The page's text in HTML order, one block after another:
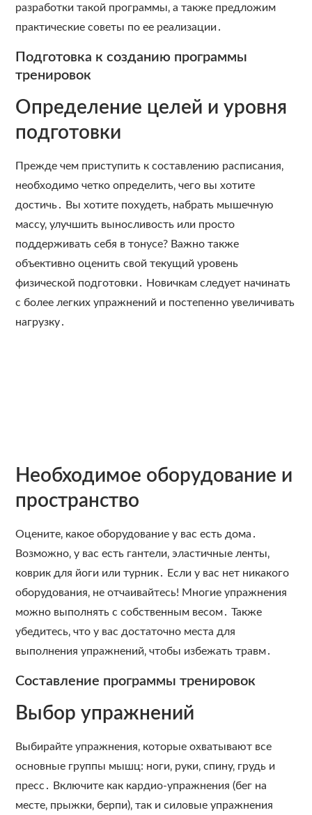
разработки такой программы‚ а также предложим
практические советы по ее реализации․
Подготовка к созданию программы
тренировок
Определение целей и уровня
подготовки
Прежде чем приступить к составлению расписания‚
необходимо четко определить‚ чего вы хотите
достичь․ Вы хотите похудеть‚ набрать мышечную
массу‚ улучшить выносливость или просто
поддерживать себя в тонусе? Важно также
объективно оценить свой текущий уровень
физической подготовки․ Новичкам следует начинать
с более легких упражнений и постепенно увеличивать
нагрузку․
Необходимое оборудование и
пространство
Оцените‚ какое оборудование у вас есть дома․
Возможно‚ у вас есть гантели‚ эластичные ленты‚
коврик для йоги или турник․ Если у вас нет никакого
оборудования‚ не отчаивайтесь! Многие упражнения
можно выполнять с собственным весом․ Также
убедитесь‚ что у вас достаточно места для
выполнения упражнений‚ чтобы избежать травм․
Составление программы тренировок
Выбор упражнений
Выбирайте упражнения‚ которые охватывают все
основные группы мышц: ноги‚ руки‚ спину‚ грудь и
пресс․ Включите как кардио-упражнения (бег на
месте‚ прыжки‚ берпи)‚ так и силовые упражнения